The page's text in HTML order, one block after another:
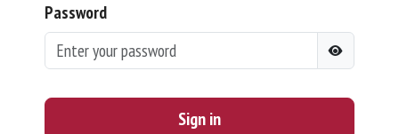
Password
Sign in